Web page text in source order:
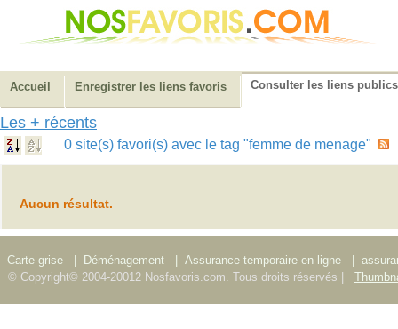
Accueil Enregistrer les liens favoris Consulter les liens publics
Les + récents
0 site(s) favori(s) avec le tag "femme de menage"
Aucun résultat.
Carte grise Déménagement Assurance temporaire en ligne
© Copyright© 2004-20012 Nosfavoris.com. Tous droits réservés |